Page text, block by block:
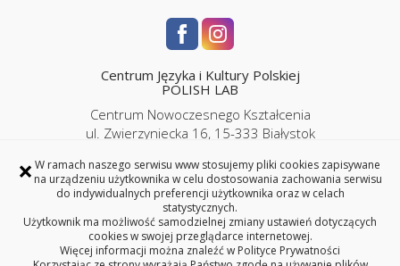
× W ramach naszego serwisu www stosujemy pliki cookies zapisywane
na urządzeniu użytkownika w celu dostosowania zachowania serwisu
do indywidualnych preferencji użytkownika oraz w celach
statystycznych.
Użytkownik ma możliwość samodzielnej zmiany ustawień dotyczących
cookies w swojej przeglądarce internetowej.
Więcej informacji można znaleźć w Polityce Prywatności
Centrum Języka i Kultury Polskiej
POLISH LAB
Centrum Nowoczesnego Kształcenia
ul. Zwierzyniecka 16, 15-333 Białystok
85 746 9143 | 786 989 286
iplc@pb.edu.pl |
kursypl@pb.edu.pl